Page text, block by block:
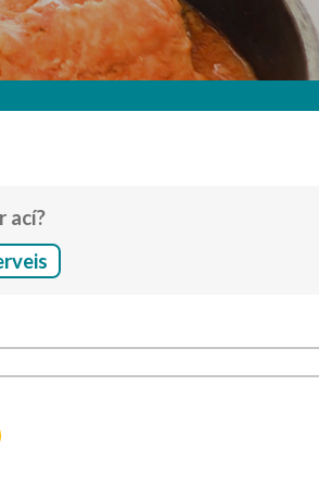
ací?